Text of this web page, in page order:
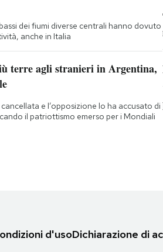
dei fiumi diverse centrali hanno dovuto
anche in Italia
terre agli stranieri in Argentina,
e l’opposizione lo ha accusato di
il patriottismo emerso per i Mondiali
d'usoDichiarazione di